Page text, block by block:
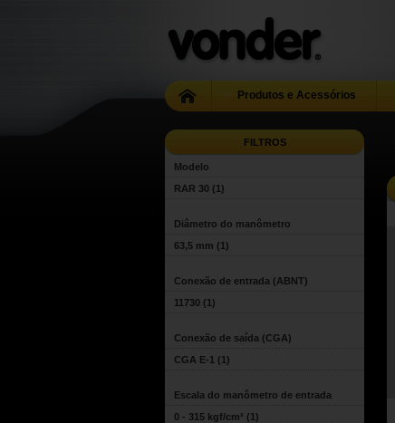
Produtos e Acessórios
FILTROS
Modelo
RAR 30 (1)
Diâmetro do manômetro
63,5 mm (1)
Conexão de entrada (ABNT)
11730 (1)
Conexão de saída (CGA)
CGA E-1 (1)
Escala do manômetro de entrada
0 - 315 kgf/cm² (1)